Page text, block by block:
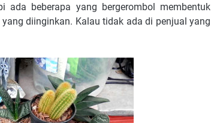
beberapa yang bergerombol membentuk
diinginkan. Kalau tidak ada di penjual yang